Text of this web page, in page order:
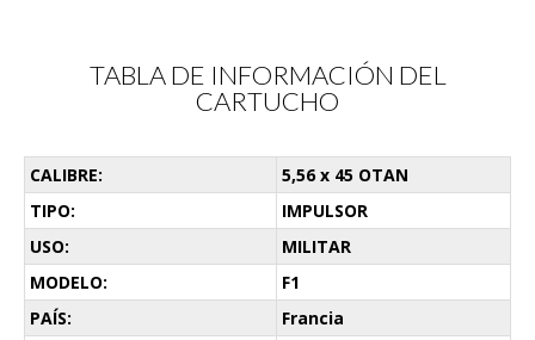
TABLA DE INFORMACIÓN DEL
CARTUCHO
CALIBRE:
5,56 x 45 OTAN
TIPO:
IMPULSOR
USO:
MILITAR
MODELO:
F1
PAÍS:
Francia